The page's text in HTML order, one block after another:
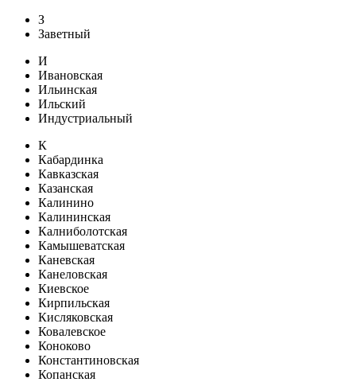
З
Заветный
И
Ивановская
Ильинская
Ильский
Индустриальный
К
Кабардинка
Кавказская
Казанская
Калинино
Калининская
Калниболотская
Камышеватская
Каневская
Канеловская
Киевское
Кирпильская
Кисляковская
Ковалевское
Коноково
Константиновская
Копанская